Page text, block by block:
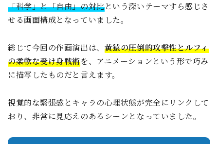
「科学」と「自由」の対比という深いテーマすら感じさ
せる画面構成となっていました。
総じて今回の作画演出は、 黄猿の圧倒的攻撃性とルフィ
の柔軟な受け身戦術を、アニメーションという形で巧み
に描写したものだと言えます。
視覚的な緊張感とキャラの心理状態が完全にリンクして
おり、非常に見応えのあるシーンとなっていました。